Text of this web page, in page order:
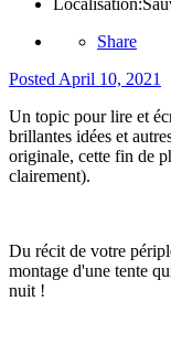
Localisation:
Share
Posted April 10, 2021
Un topic pour lire et
brillantes idées et
originale, cette fin de
clairement).
Du récit de votre
montage d'une tente
nuit !